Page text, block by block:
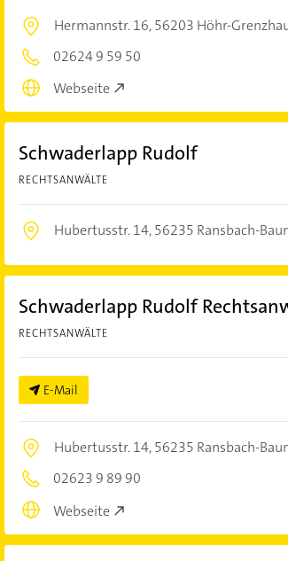
Hermannstr. 16,56203 Höhr-
02624 9 59 50
Webseite
Schwaderlapp Rudolf
RECHTSANWÄLTE
Hubertusstr. 14,56235 Ransbach-
Schwaderlapp Rudolf
RECHTSANWÄLTE
E-Mail
Hubertusstr. 14,56235 Ransbach-
02623 9 89 90
Webseite